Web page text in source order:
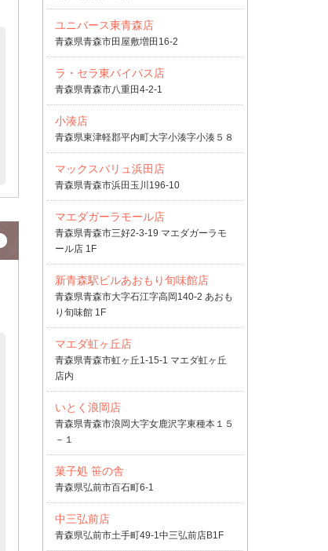
ユニバース東青森店
青森県青森市田屋敷増田16-2
ラ・セラ東バイパス店
青森県青森市八重田4-2-1
小湊店
青森県東津軽郡平内町大字小湊字小湊５８
マックスバリュ浜田店
青森県青森市浜田玉川196-10
マエダガーラモール店
青森県青森市三好2-3-19 マエダガーラモ
ール店 1F
新青森駅ビルあおもり旬味館店
青森県青森市大字石江字高岡140-2 あおも
り旬味館 1F
マエダ虹ヶ丘店
青森県青森市虹ヶ丘1-15-1 マエダ虹ヶ丘
店内
いとく浪岡店
青森県青森市浪岡大字女鹿沢字東種本１５
－１
菓子処 笹の舎
青森県弘前市百石町6-1
中三弘前店
青森県弘前市土手町49-1中三弘前店B1F